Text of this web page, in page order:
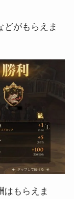
どがもらえま
はもらえま